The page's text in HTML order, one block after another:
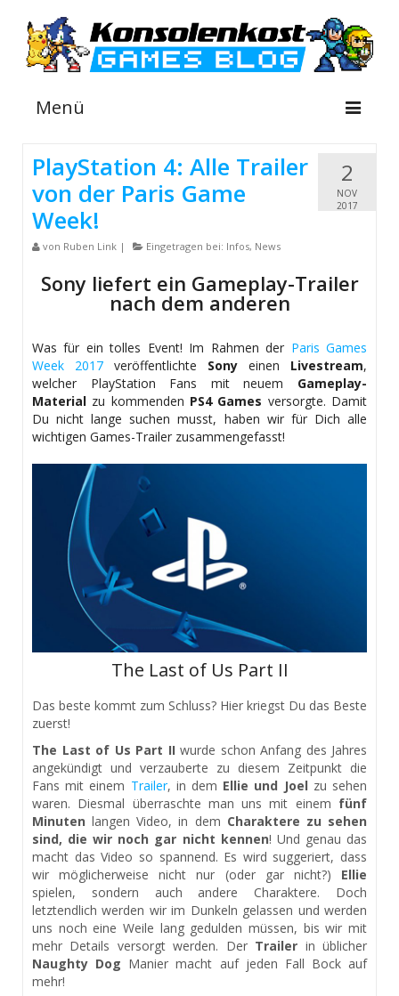
Menü
NEWS
INFOS
SHOP
2
NOV
2017
PlayStation 4: Alle Trailer
von der Paris Game
Week!
von Ruben Link | Eingetragen bei: Infos, News
Sony liefert ein Gameplay-Trailer
nach dem anderen
Was für ein tolles Event! Im Rahmen der Paris Games
Week 2017 veröffentlichte Sony einen Livestream,
welcher PlayStation Fans mit neuem Gameplay-
Material zu kommenden PS4 Games versorgte. Damit
Du nicht lange suchen musst, haben wir für Dich alle
wichtigen Games-Trailer zusammengefasst!
The Last of Us Part II
Das beste kommt zum Schluss? Hier kriegst Du das Beste
zuerst!
The Last of Us Part II wurde schon Anfang des Jahres
angekündigt und verzauberte zu diesem Zeitpunkt die
Fans mit einem Trailer, in dem Ellie und Joel zu sehen
waren. Diesmal überraschte man uns mit einem fünf
Minuten langen Video, in dem Charaktere zu sehen
sind, die wir noch gar nicht kennen! Und genau das
macht das Video so spannend. Es wird suggeriert, dass
wir möglicherweise nicht nur (oder gar nicht?) Ellie
spielen, sondern auch andere Charaktere. Doch
letztendlich werden wir im Dunkeln gelassen und werden
uns noch eine Weile lang gedulden müssen, bis wir mit
mehr Details versorgt werden. Der Trailer in üblicher
Naughty Dog Manier macht auf jeden Fall Bock auf
mehr!